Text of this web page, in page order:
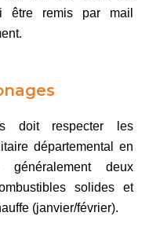
être remis par mail
doit respecter les
départemental en
deux
solides et
(janvier/février).